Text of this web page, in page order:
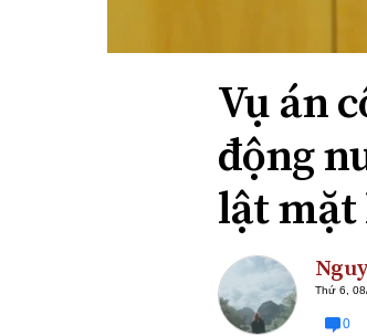
Vụ án
động
lật mặt
Thứ 6,
0